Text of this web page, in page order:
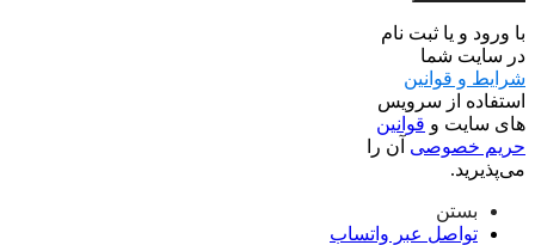
با ورود و یا ثبت نام
در سایت شما
شرایط و قوانین
استفاده از سرویس
های سایت و قوانین
حریم خصوصی آن را
می‌پذیرید.
بستن
تواصل عبر واتساب